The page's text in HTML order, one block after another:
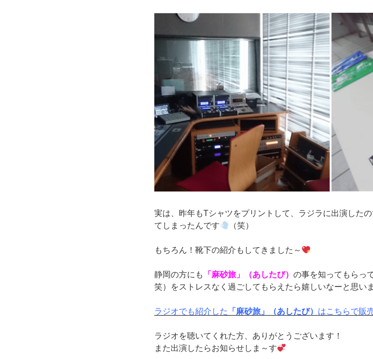
実は、昨年もTシャツをプリントして、ラジラに出演した
てしまったんです
（笑）
もちろん！靴下の紹介もしてきました～
静岡の方にも 「麻砂旅」（あしたび） の事を知ってもらっ
笑）をストレスなく過ごしてもらえたら嬉しいなーと思い
ラジオでも紹介した 「麻砂旅」（あしたび） はこちらで販
ラジオを聴いてくれた方、ありがとうございます！
また出演したらお知らせしま～す